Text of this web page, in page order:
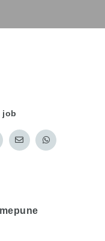
job